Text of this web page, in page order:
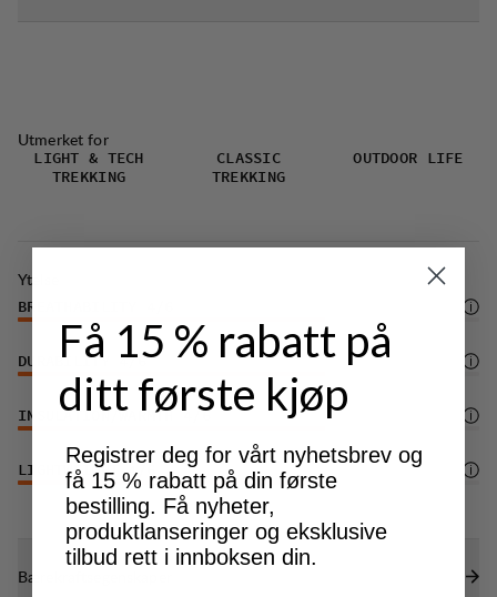
Utmerket for
LIGHT & TECH
TREKKING
CLASSIC
TREKKING
OUTDOOR LIFE
Ytelse
BREATHABILITY
DURABILITY 4/6
INSULATION/WARMTH
LIGHTWEIGHT 4/6
Bærekraftsegenskaper
Få 15 % rabatt på
ditt første kjøp
Registrer deg for vårt nyhetsbrev og
få 15 % rabatt på din første
bestilling. Få nyheter,
produktlanseringer og eksklusive
tilbud rett i innboksen din.